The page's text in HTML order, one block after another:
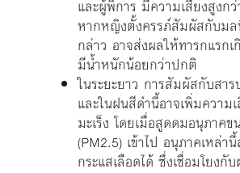
และผู้พิการ มีความเสี่ยงสูงก
หากหญิงตั้งครรภ์สัมผัสกับมล
กล่าว อาจส่งผลให้ทารกแรก
มีน้ำหนักน้อยกว่าปกติ
ในระยะยาว การสัมผัสกับสา
และในฝนสีดำนี้อาจเพิ่มความ
มะเร็ง โดยเมื่อสูดดมอนุภาคข
(PM2.5) เข้าไป อนุภาคเหล่า
กระแสเลือดได้ ซึ่งเชื่อมโยงกั